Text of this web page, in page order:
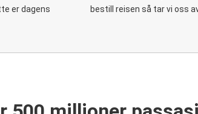
er dagens
bestill reisen så tar vi oss